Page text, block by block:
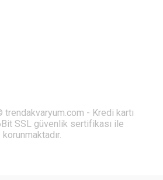
- Kredi kartı
SSL güvenlik sertifikası ile
korunmaktadır.